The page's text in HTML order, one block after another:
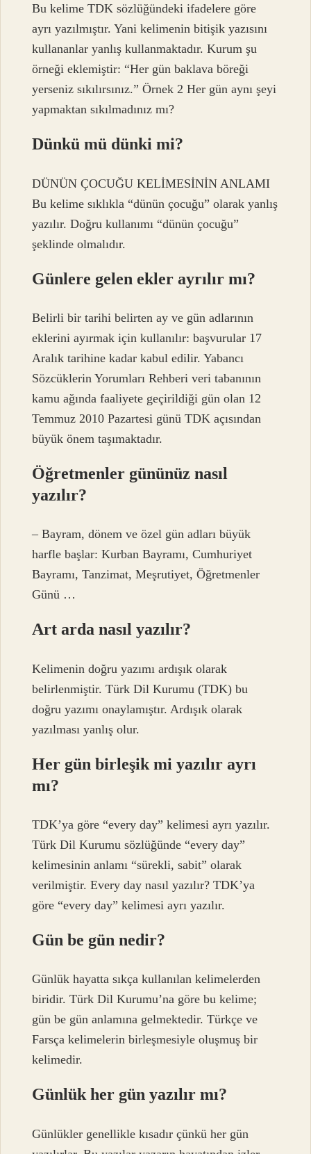
Bu kelime TDK sözlüğündeki ifadelere göre
ayrı yazılmıştır. Yani kelimenin bitişik yazısını
kullananlar yanlış kullanmaktadır. Kurum şu
örneği eklemiştir: “Her gün baklava böreği
yerseniz sıkılırsınız.” Örnek 2 Her gün aynı şeyi
yapmaktan sıkılmadınız mı?
Dünkü mü dünki mi?
DÜNÜN ÇOCUĞU KELİMESİNİN ANLAMI
Bu kelime sıklıkla “dünün çocuğu” olarak yanlış
yazılır. Doğru kullanımı “dünün çocuğu”
şeklinde olmalıdır.
Günlere gelen ekler ayrılır mı?
Belirli bir tarihi belirten ay ve gün adlarının
eklerini ayırmak için kullanılır: başvurular 17
Aralık tarihine kadar kabul edilir. Yabancı
Sözcüklerin Yorumları Rehberi veri tabanının
kamu ağında faaliyete geçirildiği gün olan 12
Temmuz 2010 Pazartesi günü TDK açısından
büyük önem taşımaktadır.
Öğretmenler gününüz nasıl
yazılır?
– Bayram, dönem ve özel gün adları büyük
harfle başlar: Kurban Bayramı, Cumhuriyet
Bayramı, Tanzimat, Meşrutiyet, Öğretmenler
Günü …
Art arda nasıl yazılır?
Kelimenin doğru yazımı ardışık olarak
belirlenmiştir. Türk Dil Kurumu (TDK) bu
doğru yazımı onaylamıştır. Ardışık olarak
yazılması yanlış olur.
Her gün birleşik mi yazılır ayrı
mı?
TDK’ya göre “every day” kelimesi ayrı yazılır.
Türk Dil Kurumu sözlüğünde “every day”
kelimesinin anlamı “sürekli, sabit” olarak
verilmiştir. Every day nasıl yazılır? TDK’ya
göre “every day” kelimesi ayrı yazılır.
Gün be gün nedir?
Günlük hayatta sıkça kullanılan kelimelerden
biridir. Türk Dil Kurumu’na göre bu kelime;
gün be gün anlamına gelmektedir. Türkçe ve
Farsça kelimelerin birleşmesiyle oluşmuş bir
kelimedir.
Günlük her gün yazılır mı?
Günlükler genellikle kısadır çünkü her gün